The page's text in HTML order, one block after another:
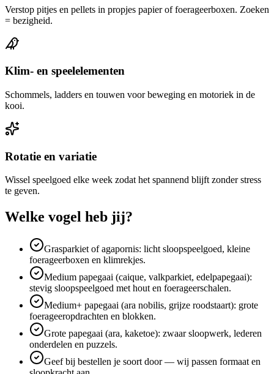
Verstop pitjes en pellets in propjes papier of foerageerboxen. Zoeken
= bezigheid.
Klim- en speelelementen
Schommels, ladders en touwen voor beweging en motoriek in de
kooi.
Rotatie en variatie
Wissel speelgoed elke week zodat het spannend blijft zonder stress
te geven.
Welke vogel heb jij?
Grasparkiet of agapornis: licht sloopspeelgoed, kleine
foerageerboxen en klimrekjes.
Medium papegaai (caique, valkparkiet, edelpapegaai):
stevig sloopspeelgoed met hout en foerageerschalen.
Medium+ papegaai (ara nobilis, grijze roodstaart): grote
foerageeropdrachten en blokken.
Grote papegaai (ara, kaketoe): zwaar sloopwerk, lederen
onderdelen en puzzels.
Geef bij bestellen je soort door — wij passen formaat en